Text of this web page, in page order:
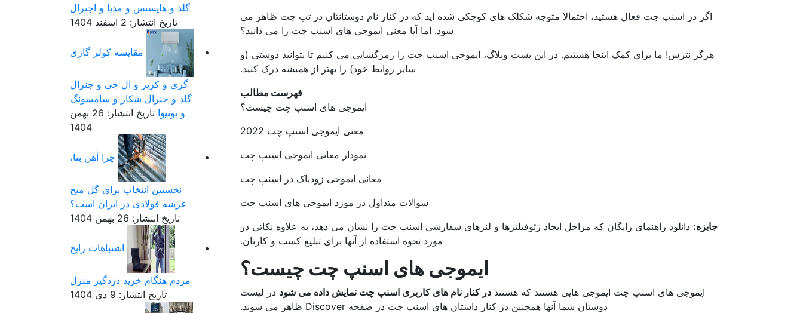
اگر در اسنپ چت فعال هستید، احتمالا متوجه شکلک های کوچکی شده اید که در کنار نام دوستانتان در تب چت ظاهر می
شود. اما آیا معنی ایموجی های اسنپ چت را می دانید؟
هرگز نترس! ما برای کمک اینجا هستیم. در این پست وبلاگ، ایموجی اسنپ چت را رمزگشایی می کنیم تا بتوانید دوستی (و
سایر روابط خود) را بهتر از همیشه درک کنید.
فهرست مطالب
ایموجی های اسنپ چت چیست؟
معنی ایموجی اسنپ چت 2022
نمودار معانی ایموجی اسنپ چت
معانی ایموجی زودیاک در اسنپ چت
سوالات متداول در مورد ایموجی های اسنپ چت
جایزه: دانلود راهنمای رایگان که مراحل ایجاد ژئوفیلترها و لنزهای سفارشی اسنپ چت را نشان می دهد، به علاوه نکاتی در
مورد نحوه استفاده از آنها برای تبلیغ کسب و کارتان.
ایموجی های اسنپ چت چیست؟
ایموجی های اسنپ چت ایموجی هایی هستند که هستند در کنار نام های کاربری اسنپ چت نمایش داده می شود در لیست
دوستان شما آنها همچنین در کنار داستان های اسنپ چت در صفحه Discover ظاهر می شوند.
گلد و هایسنس و مدیا و اجنرال
تاریخ انتشار: 2 اسفند 1404
مقایسه کولر گازی
گری و کریر و ال جی و جنرال
گلد و جنرال شکار و سامسونگ
و یونیوا
تاریخ انتشار: 26 بهمن
1404
چرا آهن بتا،
نخستین انتخاب برای گل میخ
عرشه فولادی در ایران است؟
تاریخ انتشار: 26 بهمن 1404
اشتباهات رایج
مردم هنگام خرید دزدگیر منزل
تاریخ انتشار: 9 دی 1404